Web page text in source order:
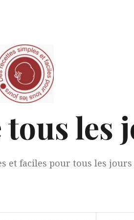
les
et faciles pour tous les jours